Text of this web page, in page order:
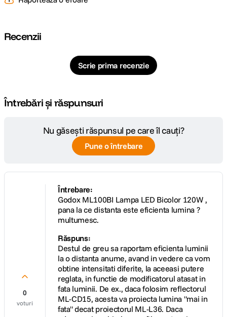
Recenzii
Scrie prima recenzie
Întrebări și răspunsuri
Nu găsești răspunsul pe care îl cauți?
Pune o întrebare
0
voturi
Întrebare:
Godox ML100BI Lampa LED Bicolor 120W ,
pana la ce distanta este eficienta lumina ?
multumesc.
Răspuns:
Destul de greu sa raportam eficienta luminii
la o distanta anume, avand in vedere ca vom
obtine intensitati diferite, la aceeasi putere
reglata, in functie de modificatorul atasat in
fata luminii. De ex., daca folosim reflectorul
ML-CD15, acesta va proiecta lumina "mai in
fata" decat proiectorul ML-L36. Daca